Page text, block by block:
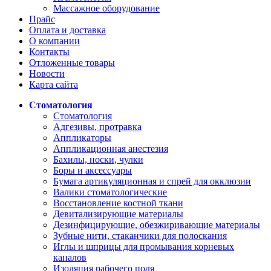
Массажное оборудование
Прайс
Оплата и доставка
О компании
Контакты
Отложенные товары
Новости
Карта сайта
Стоматология
Стоматология
Адгезивы, протравка
Аппликаторы
Аппликационная анестезия
Бахилы, носки, чулки
Боры и аксессуары
Бумага артикуляционная и спрей для окклюзии
Валики стоматологические
Восстановление костной ткани
Девитализирующие материалы
Дезинфицирующие, обезжиривающие материалы
Зубные нити, стаканчики для полоскания
Иглы и шприцы для промывания корневых
каналов
Изоляция рабочего поля